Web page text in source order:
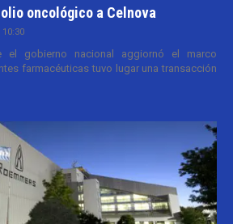
oncológico a Celnova
el gobierno nacional aggiornó el marco
farmacéuticas tuvo lugar una transacción